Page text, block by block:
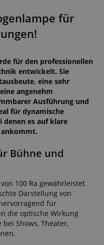
für
für den professionellen
entwickelt. Sie
eine sehr
angenehm
Ausführung und
für dynamische
denen es auf klare
Bühne und
100 Ra gewährleistet
Darstellung von
für
die optische Wirkung
Shows, Theater,